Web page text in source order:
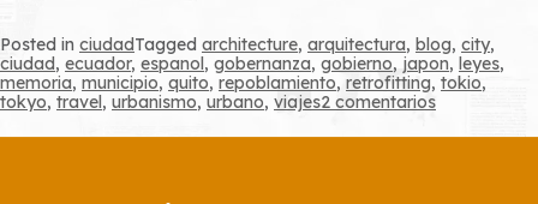
Posted in ciudadTagged architecture, arquitectura, blog, city,
ciudad, ecuador, espanol, gobernanza, gobierno, japon, leyes,
memoria, municipio, quito, repoblamiento, retrofitting, tokio,
tokyo, travel, urbanismo, urbano, viajes2 comentariosen
#4